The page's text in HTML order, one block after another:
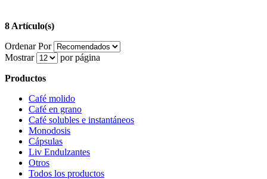
8 Artículo(s)
Ordenar Por
Mostrar
por página
Productos
Café molido
Café en grano
Café solubles e instantáneos
Monodosis
Cápsulas
Liv Endulzantes
Otros
Todos los productos